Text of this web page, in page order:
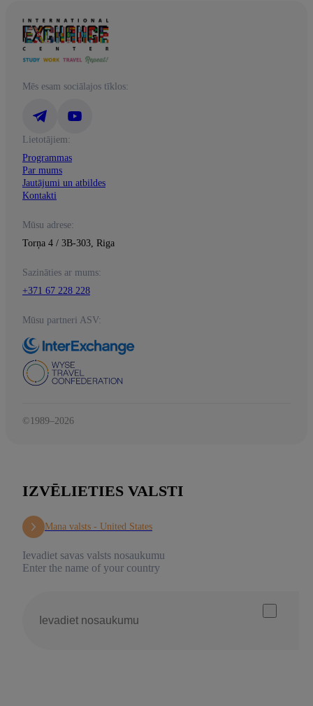
Mēs esam sociālajos tīklos:
Lietotājiem:
Programmas
Par mums
Jautājumi un atbildes
Kontakti
Mūsu adrese:
Torņa 4 / 3B-303, Riga
Sazināties ar mums:
+371 67 228 228
Mūsu partneri ASV:
©1989–2026
IZVĒLIETIES VALSTI
Mana valsts - United States
Ievadiet savas valsts nosaukumu
Enter the name of your country